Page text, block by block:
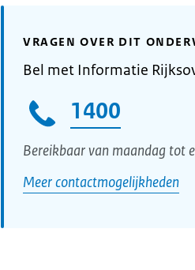
VRAGEN OVER DIT
Bel met Informatie
1400
Bereikbaar van maandag tot
Meer contactmogelijkheden